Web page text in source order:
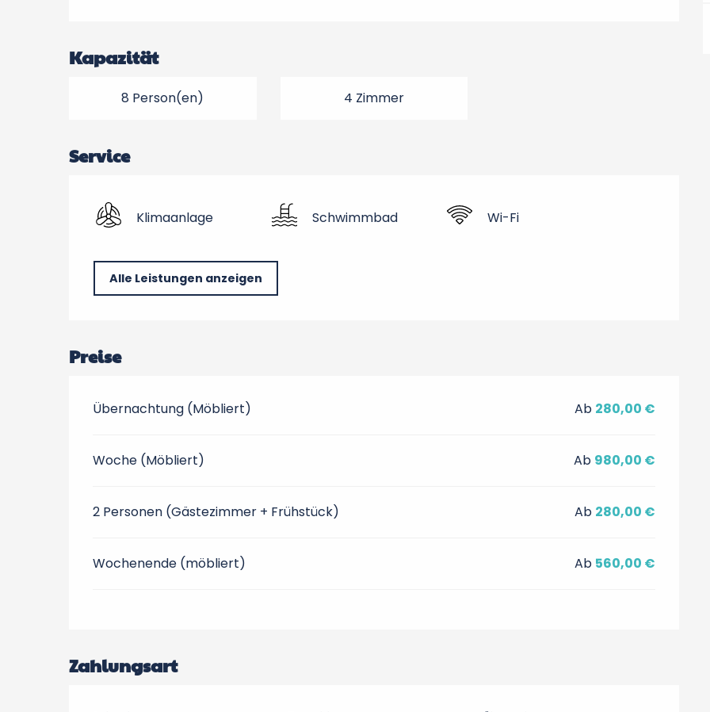
Kapazität
8 Person(en) 4 Zimmer
Service
Klimaanlage Schwimmbad Wi-Fi
Alle Leistungen anzeigen
Preise
Übernachtung (Möbliert) Ab 280,00 €
Woche (Möbliert) Ab 980,00 €
2 Personen (Gästezimmer + Frühstück) Ab 280,00 €
Wochenende (möbliert) Ab 560,00 €
Zahlungsart